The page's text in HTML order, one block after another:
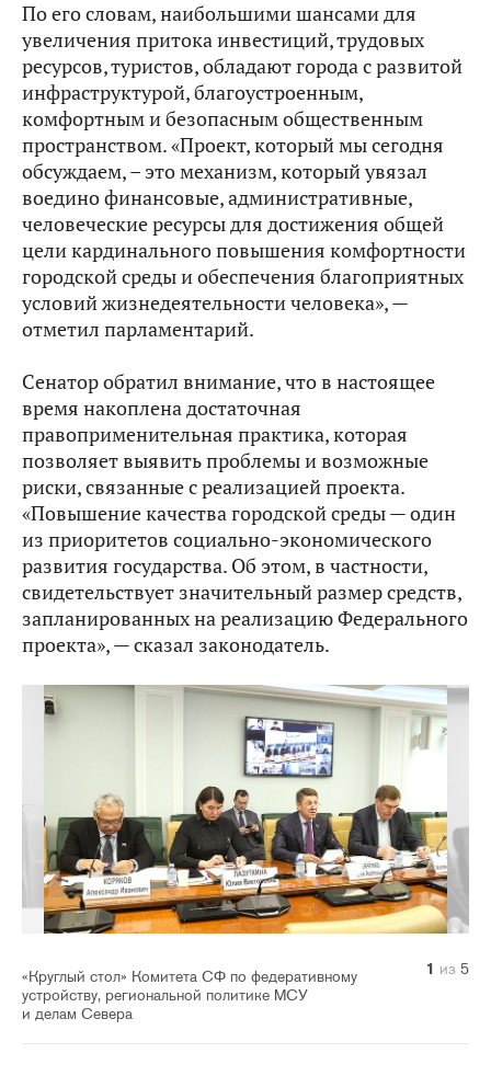
По его словам, наибольшими шансами для
увеличения притока инвестиций, трудовых
ресурсов, туристов, обладают города с развитой
инфраструктурой, благоустроенным,
комфортным и безопасным общественным
пространством. «Проект, который мы сегодня
обсуждаем, – это механизм, который увязал
воедино финансовые, административные,
человеческие ресурсы для достижения общей
цели кардинального повышения комфортности
городской среды и обеспечения благоприятных
условий жизнедеятельности человека», —
отметил парламентарий.
Сенатор обратил внимание, что в настоящее
время накоплена достаточная
правоприменительная практика, которая
позволяет выявить проблемы и возможные
риски, связанные с реализацией проекта.
«Повышение качества городской среды — один
из приоритетов социально-экономического
развития государства. Об этом, в частности,
свидетельствует значительный размер средств,
запланированных на реализацию Федерального
проекта», — сказал законодатель.
«Круглый стол» Комитета СФ по федеративному
устройству, региональной политике МСУ
и делам Севера
1 из 5
2 из 5
3 из 5
4 из 5
5 из 5